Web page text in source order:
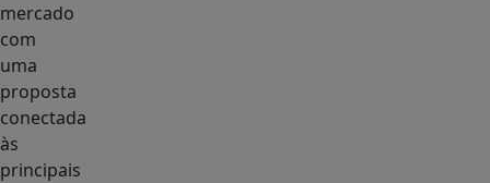
mercado
com
uma
proposta
conectada
às
principais